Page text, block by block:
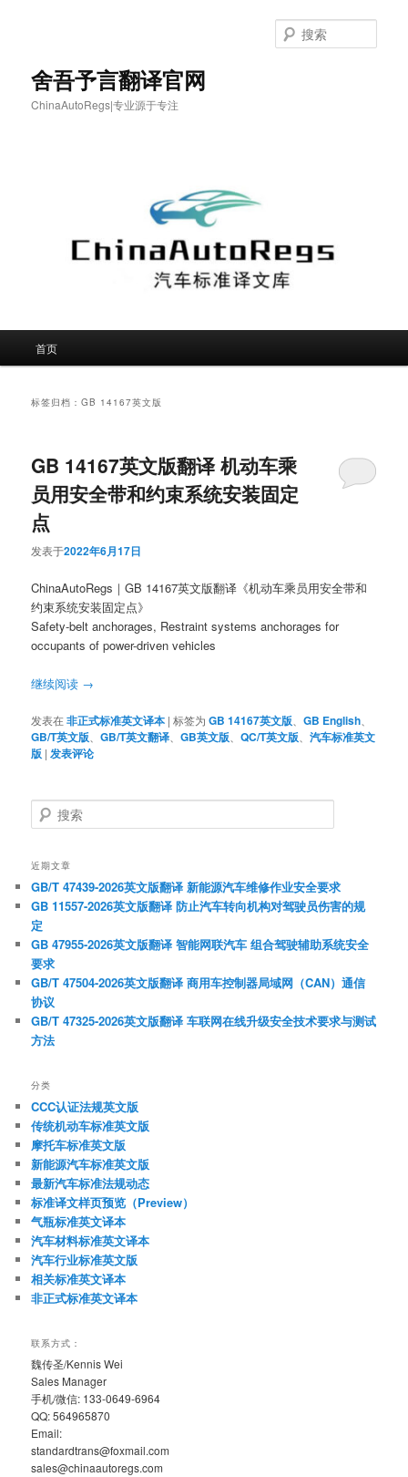
舍吾予言翻译官网
ChinaAutoRegs|专业源于专注
索
首页
标签归档：GB 14167英文版
GB 14167英文版翻译 机动车乘
员用安全带和约束系统安装固定
点
发表于2022年6月17日
ChinaAutoRegs｜GB 14167英文版翻译《机动车乘员用安全带和
约束系统安装固定点》
Safety-belt anchorages, Restraint systems anchorages for
occupants of power-driven vehicles
继续阅读 →
发表在非正式标准英文译本 |标签为 GB 14167英文版 、GB English
GB/T英文版 、GB/T英文翻译 、GB英文版 、QC/T英文版 、汽车标准英文
版 | 发表评论
搜
索
近期文章
GB/T 47439-2026英文版翻译 新能源汽车维修作业安全要求
GB 11557-2026英文版翻译 防止汽车转向机构对驾驶员伤害的规
定
GB 47955-2026英文版翻译 智能网联汽车 组合驾驶辅助系统安全
要求
GB/T 47504-2026英文版翻译 商用车控制器局域网（CAN）通信
协议
GB/T 47325-2026英文版翻译 车联网在线升级安全技术要求与测试
方法
分类
CCC认证法规英文版
传统机动车标准英文版
摩托车标准英文版
新能源汽车标准英文版
最新汽车标准法规动态
标准译文样页预览（Preview）
气瓶标准英文译本
汽车材料标准英文译本
汽车行业标准英文版
相关标准英文译本
非正式标准英文译本
联系方式：
魏传圣/Kennis Wei
Sales Manager
手机/微信: 133-0649-6964
QQ: 564965870
Email:
standardtrans@foxmail.com
sales@chinaautoregs.com